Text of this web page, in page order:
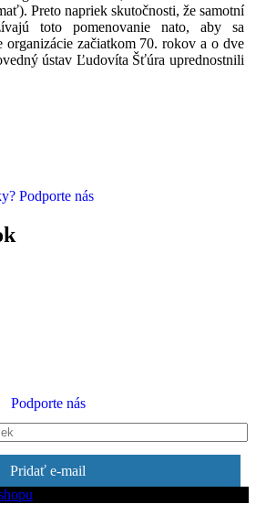
Preto napriek skutočnosti, že samotní
toto pomenovanie nato, aby sa
organizácie začiatkom 70. rokov a o dve
ústav Ľudovíta Šťúra uprednostnili
Podporte nás
Podporte nás
Pridať e-mail